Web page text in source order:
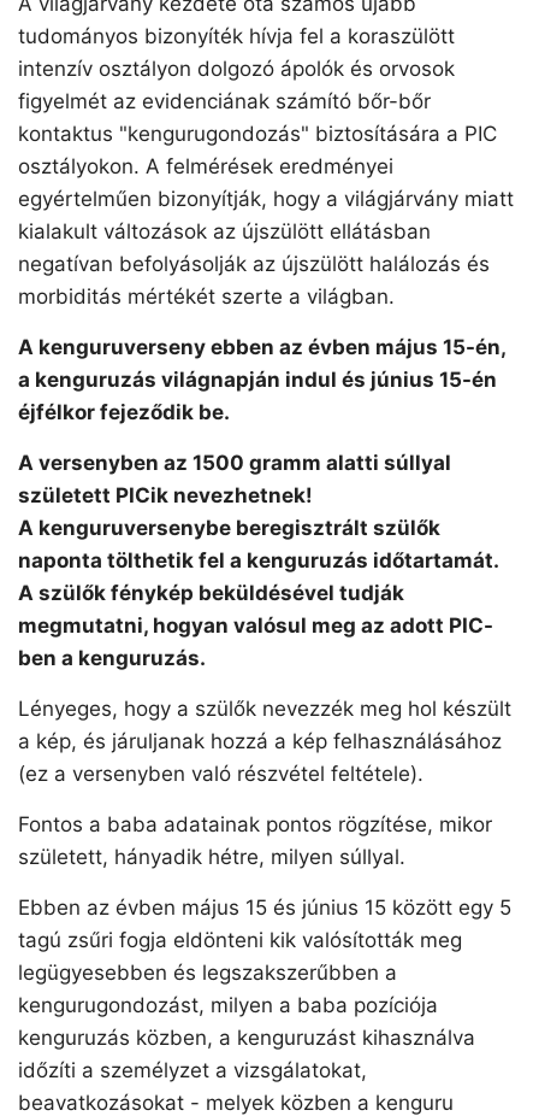
tudományos bizonyíték hívja fel a koraszülött
intenzív osztályon dolgozó ápolók és orvosok
figyelmét az evidenciának számító bőr-bőr
kontaktus "kengurugondozás" biztosítására a PIC
osztályokon. A felmérések eredményei
egyértelműen bizonyítják, hogy a világjárvány miatt
kialakult változások az újszülött ellátásban
negatívan befolyásolják az újszülött halálozás és
morbiditás mértékét szerte a világban.
A kenguruverseny ebben az évben május 15-én,
a kenguruzás világnapján indul és június 15-én
éjfélkor fejeződik be.
A versenyben az 1500 gramm alatti súllyal
született PICik nevezhetnek!
A kenguruversenybe beregisztrált szülők
naponta tölthetik fel a kenguruzás időtartamát.
A szülők fénykép beküldésével tudják
megmutatni, hogyan valósul meg az adott PIC-
ben a kenguruzás.
Lényeges, hogy a szülők nevezzék meg hol készült
a kép, és járuljanak hozzá a kép felhasználásához
(ez a versenyben való részvétel feltétele).
Fontos a baba adatainak pontos rögzítése, mikor
született, hányadik hétre, milyen súllyal.
Ebben az évben május 15 és június 15 között egy 5
tagú zsűri fogja eldönteni kik valósították meg
legügyesebben és legszakszerűbben a
kengurugondozást, milyen a baba pozíciója
kenguruzás közben, a kenguruzást kihasználva
időzíti a személyzet a vizsgálatokat,
beavatkozásokat - melyek közben a kenguru